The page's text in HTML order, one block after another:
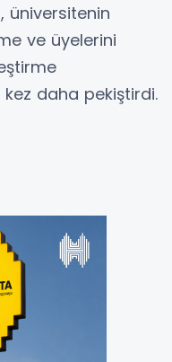
üniversitenin
ve üyelerini
kez daha pekiştirdi.